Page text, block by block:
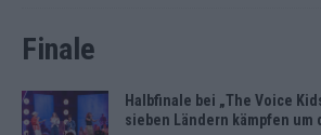
Finale
Halbfinale bei „The Voice
sieben Ländern kämpfen um